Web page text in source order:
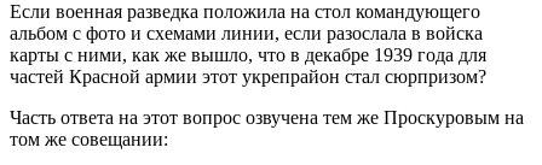
Если военная разведка положила на стол командующего
альбом с фото и схемами линии, если разослала в войска
карты с ними, как же вышло, что в декабре 1939 года для
частей Красной армии этот укрепрайон стал сюрпризом?
Часть ответа на этот вопрос озвучена тем же Проскуровым на
том же совещании: